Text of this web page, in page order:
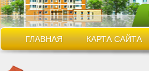
ГЛАВНАЯ КАРТА САЙТА